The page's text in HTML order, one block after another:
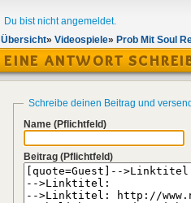
Du bist nicht angemeldet.
Übersicht» Videospiele» Prob Mit Soul
EINE ANTWORT
Schreibe deinen Beitrag und
Name (Pflichtfeld)
Beitrag (Pflichtfeld)